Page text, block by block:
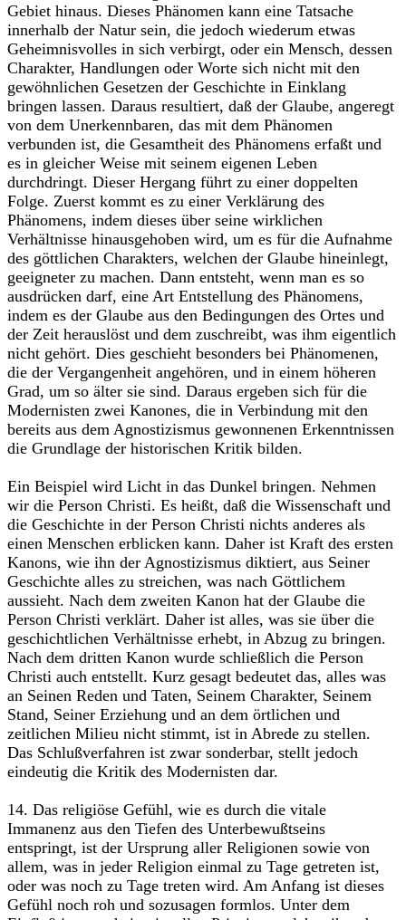
Gebiet hinaus. Dieses Phänomen kann eine Tatsache
innerhalb der Natur sein, die jedoch wiederum etwas
Geheimnisvolles in sich verbirgt, oder ein Mensch, dessen
Charakter, Handlungen oder Worte sich nicht mit den
gewöhnlichen Gesetzen der Geschichte in Einklang
bringen lassen. Daraus resultiert, daß der Glaube, angeregt
von dem Unerkennbaren, das mit dem Phänomen
verbunden ist, die Gesamtheit des Phänomens erfaßt und
es in gleicher Weise mit seinem eigenen Leben
durchdringt. Dieser Hergang führt zu einer doppelten
Folge. Zuerst kommt es zu einer Verklärung des
Phänomens, indem dieses über seine wirklichen
Verhältnisse hinausgehoben wird, um es für die Aufnahme
des göttlichen Charakters, welchen der Glaube hineinlegt,
geeigneter zu machen. Dann entsteht, wenn man es so
ausdrücken darf, eine Art Entstellung des Phänomens,
indem es der Glaube aus den Bedingungen des Ortes und
der Zeit herauslöst und dem zuschreibt, was ihm eigentlich
nicht gehört. Dies geschieht besonders bei Phänomenen,
die der Vergangenheit angehören, und in einem höheren
Grad, um so älter sie sind. Daraus ergeben sich für die
Modernisten zwei Kanones, die in Verbindung mit den
bereits aus dem Agnostizismus gewonnenen Erkenntnissen
die Grundlage der historischen Kritik bilden.
Ein Beispiel wird Licht in das Dunkel bringen. Nehmen
wir die Person Christi. Es heißt, daß die Wissenschaft und
die Geschichte in der Person Christi nichts anderes als
einen Menschen erblicken kann. Daher ist Kraft des ersten
Kanons, wie ihn der Agnostizismus diktiert, aus Seiner
Geschichte alles zu streichen, was nach Göttlichem
aussieht. Nach dem zweiten Kanon hat der Glaube die
Person Christi verklärt. Daher ist alles, was sie über die
geschichtlichen Verhältnisse erhebt, in Abzug zu bringen.
Nach dem dritten Kanon wurde schließlich die Person
Christi auch entstellt. Kurz gesagt bedeutet das, alles was
an Seinen Reden und Taten, Seinem Charakter, Seinem
Stand, Seiner Erziehung und an dem örtlichen und
zeitlichen Milieu nicht stimmt, ist in Abrede zu stellen.
Das Schlußverfahren ist zwar sonderbar, stellt jedoch
eindeutig die Kritik des Modernisten dar.
14. Das religiöse Gefühl, wie es durch die vitale
Immanenz aus den Tiefen des Unterbewußtseins
entspringt, ist der Ursprung aller Religionen sowie von
allem, was in jeder Religion einmal zu Tage getreten ist,
oder was noch zu Tage treten wird. Am Anfang ist dieses
Gefühl noch roh und sozusagen formlos. Unter dem